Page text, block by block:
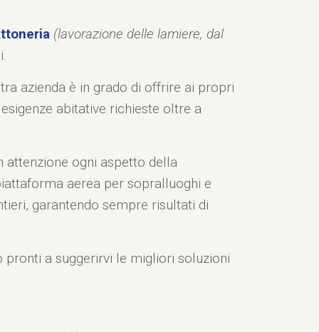
(lavorazione delle lamiere, dal
azienda è in grado di offrire ai propri
abitative richieste oltre a
ogni aspetto della
aerea per sopralluoghi e
garantendo sempre risultati di
a suggerirvi le migliori soluzioni